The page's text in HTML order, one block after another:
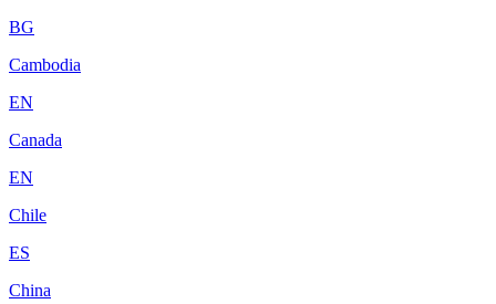
BG
Cambodia
EN
Canada
EN
Chile
ES
China